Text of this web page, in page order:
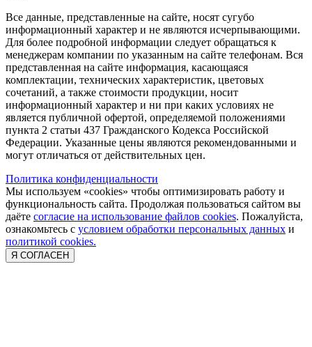
Все данные, представленные на сайте, носят сугубо
информационный характер и не являются исчерпывающими.
Для более подробной информации следует обращаться к
менеджерам компании по указанным на сайте телефонам. Вся
представленная на сайте информация, касающаяся
комплектации, технических характеристик, цветовых
сочетаний, а также стоимости продукции, носит
информационный характер и ни при каких условиях не
является публичной офертой, определяемой положениями
пункта 2 статьи 437 Гражданского Кодекса Российской
Федерации. Указанные цены являются рекомендованными и
могут отличаться от действительных цен.
Политика конфиденциальности
Мы используем «cookies» чтобы оптимизировать работу и
функциональность сайта. Продолжая пользоваться сайтом вы
даёте согласие на использование файлов cookies. Пожалуйста,
ознакомьтесь с условием обработки персональных данных и
политикой cookies.
Я СОГЛАСЕН